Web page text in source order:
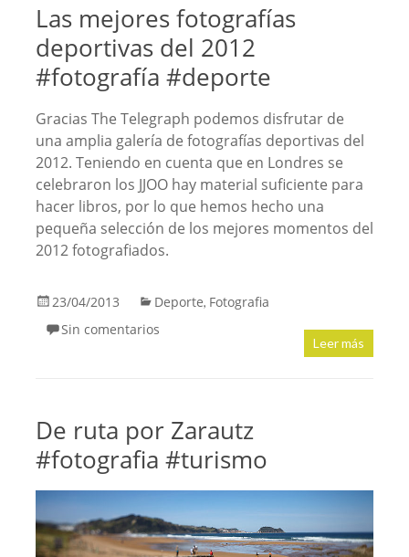
Las mejores fotografías
deportivas del 2012
#fotografía #deporte
Gracias The Telegraph podemos disfrutar de
una amplia galería de fotografías deportivas del
2012. Teniendo en cuenta que en Londres se
celebraron los JJOO hay material suficiente para
hacer libros, por lo que hemos hecho una
pequeña selección de los mejores momentos del
2012 fotografiados.
23/04/2013 Deporte, Fotografia
Sin comentarios
Leer más
De ruta por Zarautz
#fotografia #turismo